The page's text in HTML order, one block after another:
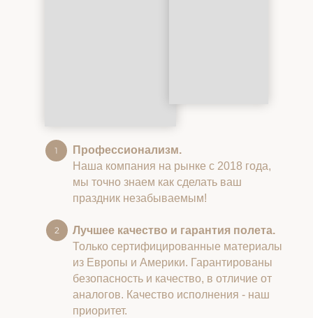
Профессионализм.
Наша компания на рынке с 2018 года,
мы точно знаем как сделать ваш
праздник незабываемым!
Лучшее качество и гарантия полета.
Только сертифицированные материалы
из Европы и Америки. Гарантированы
безопасность и качество, в отличие от
аналогов. Качество исполнения - наш
приоритет.